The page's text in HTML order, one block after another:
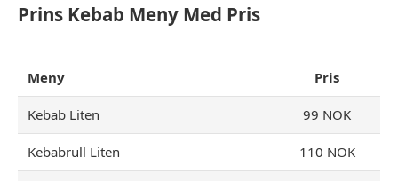
Prins Kebab Meny Med Pris
Meny Pris
Kebab Liten 99 NOK
Kebabrull Liten 110 NOK